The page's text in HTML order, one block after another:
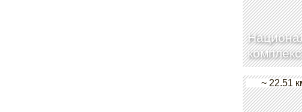
~ 22.51